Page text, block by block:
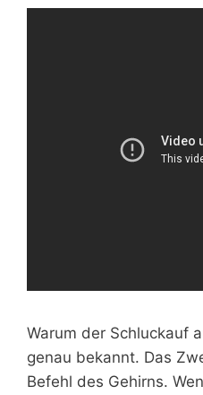
Warum der Schluckauf
genau bekannt. Das
Befehl des Gehirns.